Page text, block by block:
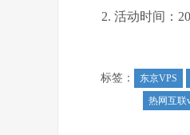
活动时间：
标签： 东京VPS
热网互联